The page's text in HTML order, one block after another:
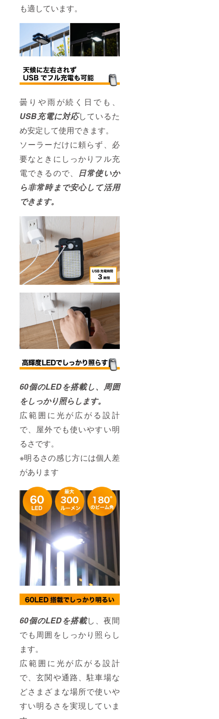
も適しています。
曇りや雨が続く日でも、
USB充電に対応しているた
め安定して使用できます。
ソーラーだけに頼らず、必
要なときにしっかりフル充
電できるので、 日常使いか
ら非常時まで安心して活用
できます。
60個のLEDを搭載し、周囲
をしっかり照らします。
広範囲に光が広がる設計
で、屋外でも使いやすい明
るさです。
※明るさの感じ方には個人差
があります
60個のLEDを搭載し、夜間
でも周囲をしっかり照らし
ます。
広範囲に光が広がる設計
で、玄関や通路、駐車場な
どさまざまな場所で使いや
すい明るさを実現していま